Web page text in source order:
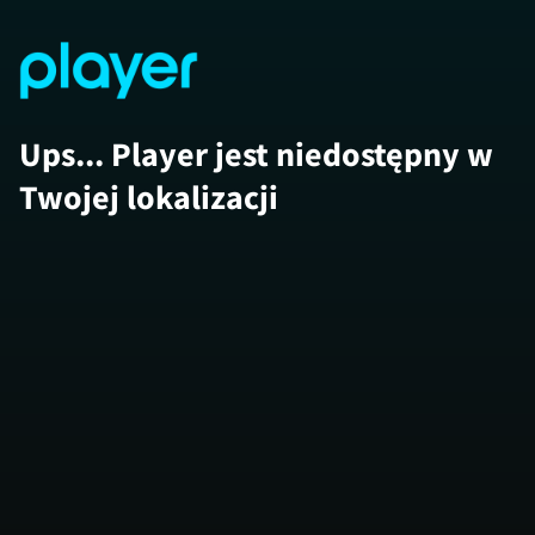
Ups... Player jest niedostępny w
Twojej lokalizacji